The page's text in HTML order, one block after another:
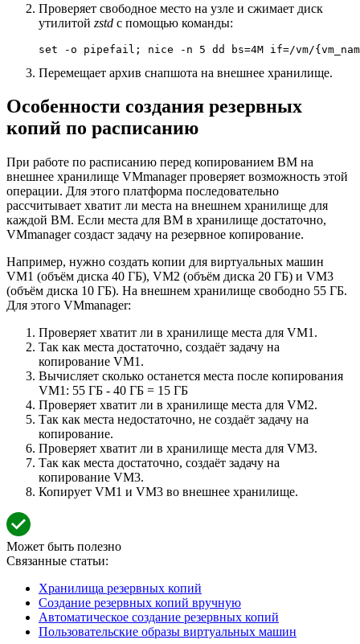
Проверяет свободное место на узле и сжимает диск
утилитой zstd с помощью команды:
set -o pipefail; nice -n 5 dd bs=4M if=/vm/
Перемещает архив снапшота на внешнее хранилище.
Особенности создания резервных
копий по расписанию
При работе по расписанию перед копированием ВМ на
внешнее хранилище VMmanager проверяет возможность этой
операции. Для этого платформа последовательно
рассчитывает хватит ли места на внешнем хранилище для
каждой ВМ. Если места для ВМ в хранилище достаточно,
VMmanager создаст задачу на резервное копирование.
Например, нужно создать копии для виртуальных машин
VM1 (объём диска 40 ГБ), VM2 (объём диска 20 ГБ) и VM3
(объём диска 10 ГБ). На внешнем хранилище свободно 55 ГБ.
Для этого VMmanager:
Проверяет хватит ли в хранилище места для VM1.
Так как места достаточно, создаёт задачу на
копирование VM1.
Вычисляет сколько останется места после копирования
VM1: 55 ГБ - 40 ГБ = 15 ГБ
Проверяет хватит ли в хранилище места для VM2.
Так как места недостаточно, не создаёт задачу на
копирование.
Проверяет хватит ли в хранилище места для VM3.
Так как места достаточно, создаёт задачу на
копирование VM3.
Копирует VM1 и VM3 во внешнее хранилище.
Может быть полезно
Связанные статьи:
Хранилища резервных копий
Создание резервных копий вручную
Автоматическое создание резервных копий
Пользовательские образы виртуальных машин